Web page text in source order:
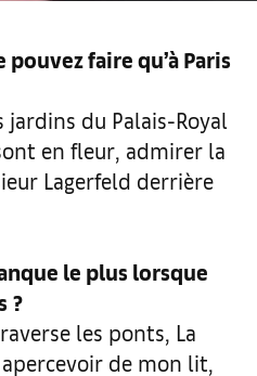
pouvez faire qu’à Paris
du Palais-Royal
en fleur, admirer la
Lagerfeld derrière
le plus lorsque
?
les ponts, La
de mon lit,